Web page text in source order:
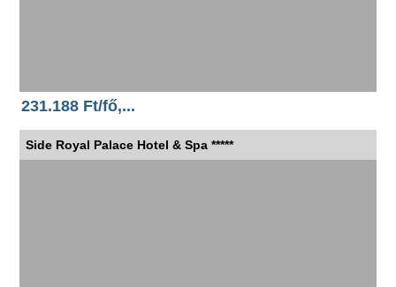
231.188 Ft/fő,...
Side Royal Palace Hotel & Spa *****